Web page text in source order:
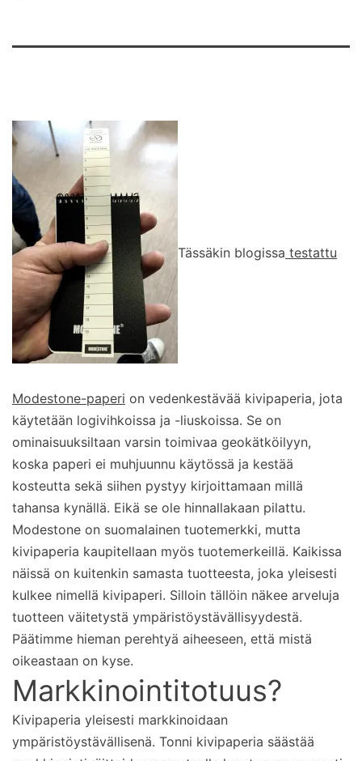
Tässäkin blogissa testattu
Modestone-paperi on vedenkestävää kivipaperia, jota
käytetään logivihkoissa ja -liuskoissa. Se on
ominaisuuksiltaan varsin toimivaa geokätköilyyn,
koska paperi ei muhjuunnu käytössä ja kestää
kosteutta sekä siihen pystyy kirjoittamaan millä
tahansa kynällä. Eikä se ole hinnallakaan pilattu.
Modestone on suomalainen tuotemerkki, mutta
kivipaperia kaupitellaan myös tuotemerkeillä. Kaikissa
näissä on kuitenkin samasta tuotteesta, joka yleisesti
kulkee nimellä kivipaperi. Silloin tällöin näkee arveluja
tuotteen väitetystä ympäristöystävällisyydestä.
Päätimme hieman perehtyä aiheeseen, että mistä
oikeastaan on kyse.
Markkinointitotuus?
Kivipaperia yleisesti markkinoidaan
ympäristöystävällisenä. Tonni kivipaperia säästää